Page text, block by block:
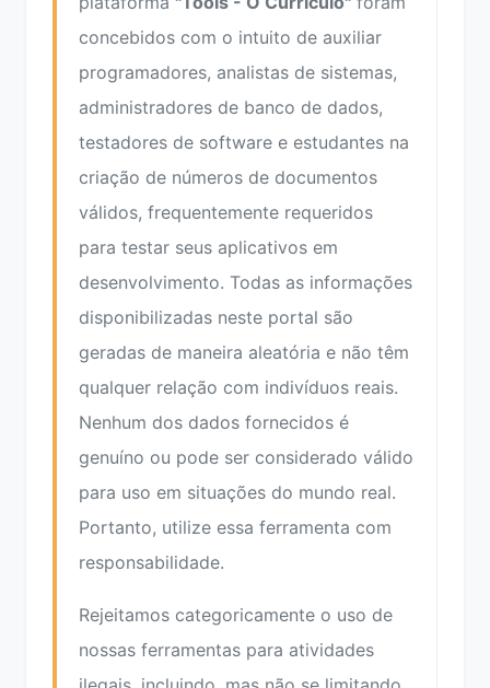
concebidos com o intuito de auxiliar
programadores, analistas de sistemas,
administradores de banco de dados,
testadores de software e estudantes na
criação de números de documentos
válidos, frequentemente requeridos
para testar seus aplicativos em
desenvolvimento. Todas as informações
disponibilizadas neste portal são
geradas de maneira aleatória e não têm
qualquer relação com indivíduos reais.
Nenhum dos dados fornecidos é
genuíno ou pode ser considerado válido
para uso em situações do mundo real.
Portanto, utilize essa ferramenta com
responsabilidade.
Rejeitamos categoricamente o uso de
nossas ferramentas para atividades